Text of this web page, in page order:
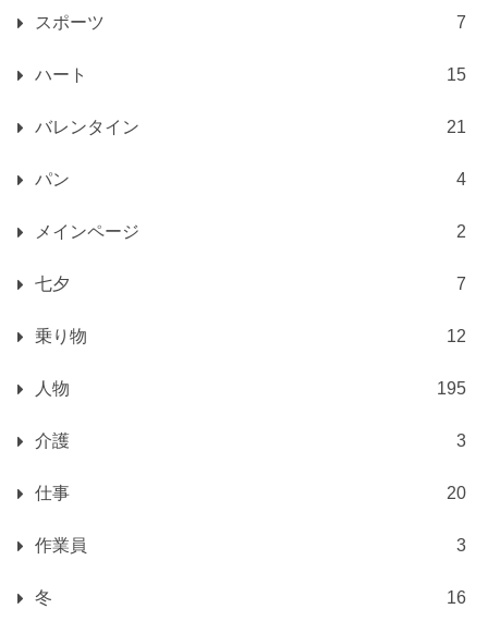
スポーツ 7
ハート 15
バレンタイン 21
パン 4
メインページ 2
七夕 7
乗り物 12
人物 195
介護 3
仕事 20
作業員 3
冬 16